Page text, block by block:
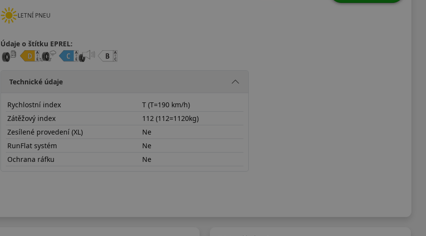
LETNÍ PNEU
Údaje o štítku EPREL:
Technické údaje
Rychlostní index
T (T=190 km/h)
Zátěžový index
112 (112=1120kg)
Zesílené provedení (XL)
Ne
RunFlat systém
Ne
Ochrana ráfku
Ne